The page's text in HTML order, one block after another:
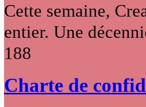
Cette semaine,
entier. Une
188
Charte de